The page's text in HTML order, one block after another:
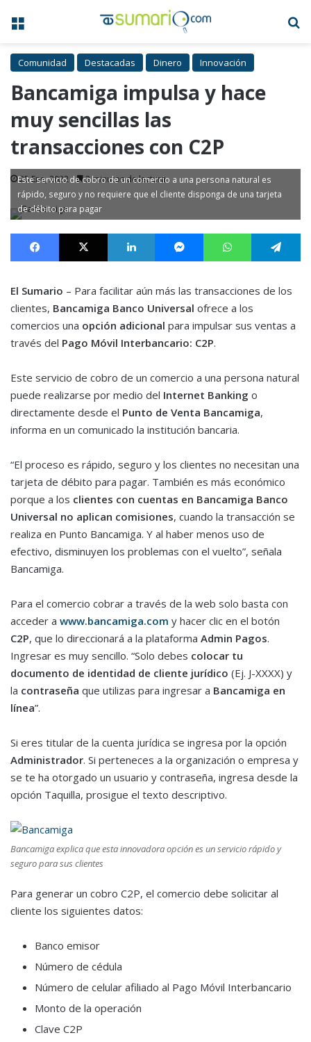
Menú
Comunidad Destacadas Dinero Innovación
Bancamiga impulsa y hace
muy sencillas las
transacciones con C2P
25 Ene, 2022 2 minutos de lectura
Este servicio de cobro de un comercio a una persona natural es
rápido, seguro y no requiere que el cliente disponga de una tarjeta
de débito para pagar
Facebook X LinkedIn MessengerWhatsApp
El Sumario – Para facilitar aún más las transacciones de los
clientes, Bancamiga Banco Universal ofrece a los
comercios una opción adicional para impulsar sus ventas a
través del Pago Móvil Interbancario: C2P.
Este servicio de cobro de un comercio a una persona natural
puede realizarse por medio del Internet Banking o
directamente desde el Punto de Venta Bancamiga,
informa en un comunicado la institución bancaria.
“El proceso es rápido, seguro y los clientes no necesitan una
tarjeta de débito para pagar. También es más económico
porque a los clientes con cuentas en Bancamiga Banco
Universal no aplican comisiones, cuando la transacción se
realiza en Punto Bancamiga. Y al haber menos uso de
efectivo, disminuyen los problemas con el vuelto”, señala
Bancamiga.
Para el comercio cobrar a través de la web solo basta con
acceder a www.bancamiga.com y hacer clic en el botón
C2P, que lo direccionará a la plataforma Admin Pagos.
Ingresar es muy sencillo. “Solo debes colocar tu
documento de identidad de cliente jurídico (Ej. J-XXXX) y
la contraseña que utilizas para ingresar a Bancamiga en
línea”.
Si eres titular de la cuenta jurídica se ingresa por la opción
Administrador. Si perteneces a la organización o empresa y
se te ha otorgado un usuario y contraseña, ingresa desde la
opción Taquilla, prosigue el texto descriptivo.
Bancamiga explica que esta innovadora opción es un servicio rápido y
seguro para sus clientes
Para generar un cobro C2P, el comercio debe solicitar al
cliente los siguientes datos:
Banco emisor
Número de cédula
Número de celular afiliado al Pago Móvil Interbancario
Monto de la operación
Clave C2P